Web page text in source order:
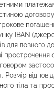
IBAN
для повного
прострочення
Розмір
тіла та